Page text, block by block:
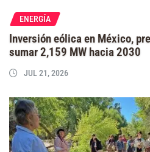
ENERGÍA
Inversión eólica en México,
sumar 2,159 MW hacia 2030
JUL 21, 2026